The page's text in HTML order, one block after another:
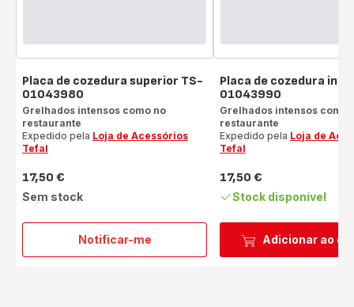
Notificar-me
Placa
de
Placa de cozedura superior TS-
01043980
Grelhados intensos como no
restaurante
Expedido pela Loja de Acessórios
Tefal
Preço
17,50 €
Sem stock
Adicionar ao
Placa de cozedura
01043990
Grelhados intensos como
restaurante
Expedido pela Loja de
Tefal
Preço
17,50 €
Stock disponível